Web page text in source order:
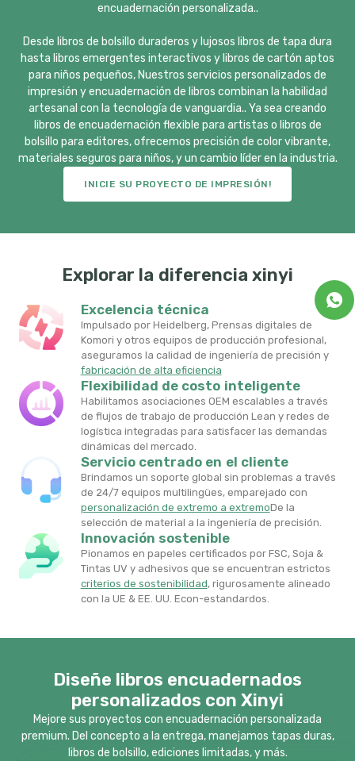
encuadernación personalizada..
Desde libros de bolsillo duraderos y lujosos libros de tapa dura
hasta libros emergentes interactivos y libros de cartón aptos
para niños pequeños, Nuestros servicios personalizados de
impresión y encuadernación de libros combinan la habilidad
artesanal con la tecnología de vanguardia.. Ya sea creando
libros de encuadernación flexible para artistas o libros de
bolsillo para editores, ofrecemos precisión de color vibrante,
materiales seguros para niños, y un cambio líder en la industria.
INICIE SU PROYECTO DE IMPRESIÓN!
Explorar la diferencia xinyi
Excelencia técnica
Impulsado por Heidelberg, Prensas digitales de
Komori y otros equipos de producción profesional,
aseguramos la calidad de ingeniería de precisión y
fabricación de alta eficiencia
Flexibilidad de costo inteligente
Habilitamos asociaciones OEM escalables a través
de flujos de trabajo de producción Lean y redes de
logística integradas para satisfacer las demandas
dinámicas del mercado.
Servicio centrado en el cliente
Brindamos un soporte global sin problemas a través
de 24/7 equipos multilingües, emparejado con
personalización de extremo a extremoDe la
selección de material a la ingeniería de precisión.
Innovación sostenible
Pionamos en papeles certificados por FSC, Soja &
Tintas UV y adhesivos que se encuentran estrictos
criterios de sostenibilidad​, rigurosamente alineado
con la UE & EE. UU. Econ-estandardos.
Diseñe libros encuadernados
personalizados con Xinyi
Mejore sus proyectos con encuadernación personalizada
premium. Del concepto a la entrega, manejamos tapas duras,
libros de bolsillo, ediciones limitadas, y más.